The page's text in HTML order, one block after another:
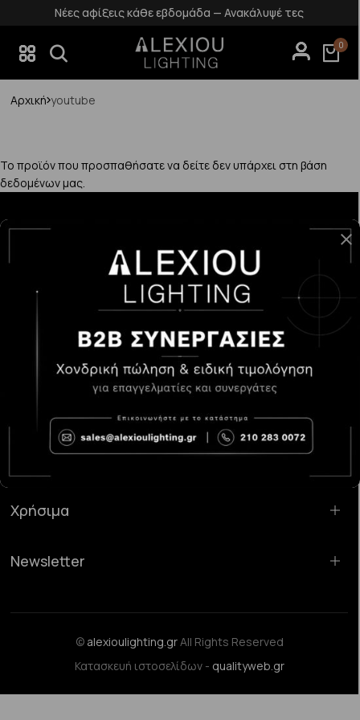
Νέες αφίξεις κάθε εβδομάδα — Ανακάλυψέ τες
0
Αρχική youtube
Το προϊόν που προσπαθήσατε να δείτε δεν υπάρχει στη βάση
δεδομένων μας.
Κατάστημα Χαλάνδρι:Σαρανταπόρου 55, 15232, Χαλάνδρι
sales@alexioulighting.gr
210 283 0072
6983123181
Χρήσιμα
Newsletter
© alexioulighting.grAll Rights Reserved
Κατασκευή ιστοσελίδων - qualityweb.gr